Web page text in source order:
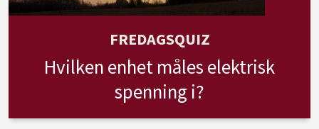
FREDAGSQUIZ
Hvilken enhet måles elektrisk
spenning i?